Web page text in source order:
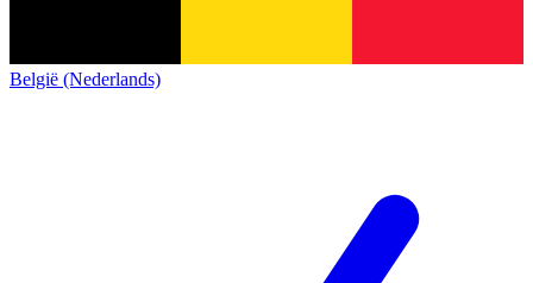
België (Nederlands)